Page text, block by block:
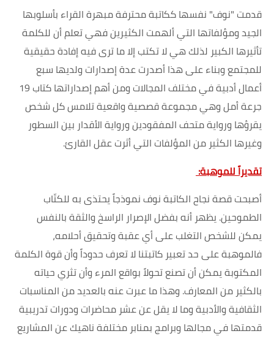
قدمت "نوف" نفسها ككاتبة محترفة مبهرة القراء بأسلوبها
الجيد ومؤلفاتها التي ألهمت الكثيرين فهي تعلم أن للكلمة
تأثيرها الكبير لذلك هي لا تكتب إلا ما ترى فيه إفادة حقيقية
للمجتمع وبناء على هذا أصدرت عدة إصدارات ولديها سبع
أعمال أدبية في مختلف المجالات ومن أهم إصداراتها كتاب 19
جرعة أمل وهي مجموعة قصصية واقعية تلامس كل شخص
يقرؤها ورواية متحف المفقودين ورواية الأقدار بين السطور
وغيرها الكثير من المؤلفات التي أثرت عقل القارئ.
تقديراً للموهبة:
أصبحت قصة نجاح الكاتبة نوف نموذجاً يحتذى به للكتّاب
الطموحين. يظهر أنه بفضل الإصرار الراسخ والثقة بالنفس
يمكن للشخص التغلب على أي عقبة وتحقيق أحلامه،
فالموهبة على حد تعبير كاتبتنا لا تعرف حدوداً وأن قوة الكلمة
المكتوبة يمكن أن تصنع تحولاً بواقع المرء وأن تثري حياته
بالكثير من المعارف. وهذا ما عبرت عنه بالعديد من المناسبات
الثقافية والأدبية وما لا يقل عن عشر محاضرات ودورات تدريبية
قدمتها في مجالها وبرامج بمنابر مختلفة ناهيك عن المشاريع